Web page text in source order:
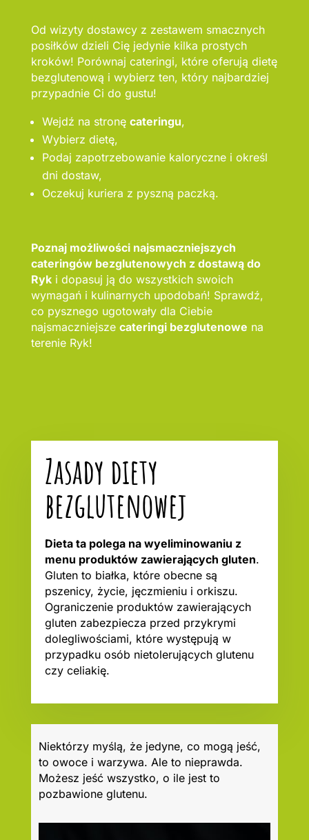
Od wizyty dostawcy z zestawem smacznych
posiłków dzieli Cię jedynie kilka prostych
kroków! Porównaj cateringi, które oferują dietę
bezglutenową i wybierz ten, który najbardziej
przypadnie Ci do gustu!
Wejdź na stronę cateringu,
Wybierz dietę,
Podaj zapotrzebowanie kaloryczne i określ
dni dostaw,
Oczekuj kuriera z pyszną paczką.
Poznaj możliwości najsmaczniejszych
cateringów bezglutenowych z dostawą do
Ryki dopasuj ją do wszystkich swoich
wymagań i kulinarnych upodobań! Sprawdź,
co pysznego ugotowały dla Ciebie
najsmaczniejsze cateringi bezglutenowe na
terenie Ryk!
Zasady diety
bezglutenowej
Dieta ta polega na wyeliminowaniu z
menu produktów zawierających gluten.
Gluten to białka, które obecne są
pszenicy, życie, jęczmieniu i orkiszu.
Ograniczenie produktów zawierających
gluten zabezpiecza przed przykrymi
dolegliwościami, które występują w
przypadku osób nietolerujących glutenu
czy celiakię.
Niektórzy myślą, że jedyne, co mogą jeść,
to owoce i warzywa. Ale to nieprawda.
Możesz jeść wszystko, o ile jest to
pozbawione glutenu.